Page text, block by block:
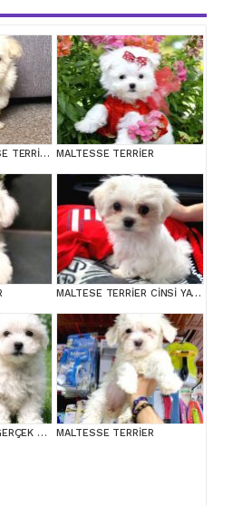
KAR BEYAZ MALTESE TERRİER CİNSLERİ MALTESSE TERRİER
MALTESE TERRİER CİNSİ YAVRULAR
SUPER FİYATLARA GERÇEK MALTESE YAVRULAR MALTESSE TERRİER